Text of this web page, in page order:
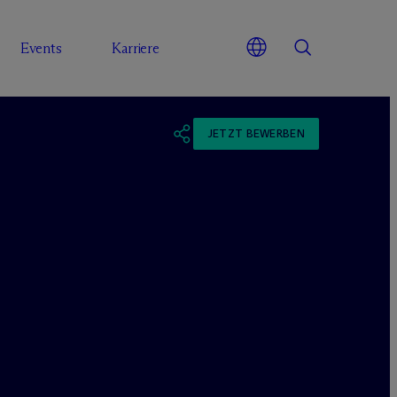
Events Karriere
JETZT BEWERBEN